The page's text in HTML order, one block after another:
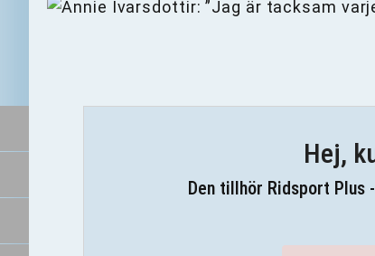
Hej,
Den tillhör Ridsport